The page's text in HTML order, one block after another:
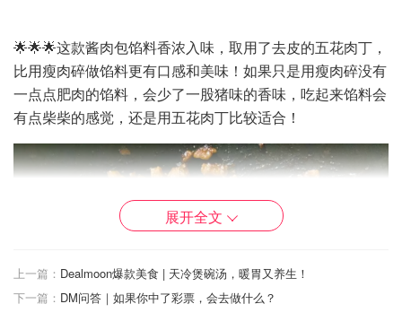
🌟🌟🌟这款酱肉包馅料香浓入味，取用了去皮的五花肉丁，
比用瘦肉碎做馅料更有口感和美味！如果只是用瘦肉碎没有
一点点肥肉的馅料，会少了一股猪味的香味，吃起来馅料会
有点柴柴的感觉，还是用五花肉丁比较适合！
展开全文
上一篇： Dealmoon爆款美食 | 天冷煲碗汤，暖胃又养生！
下一篇： DM问答｜如果你中了彩票，会去做什么？